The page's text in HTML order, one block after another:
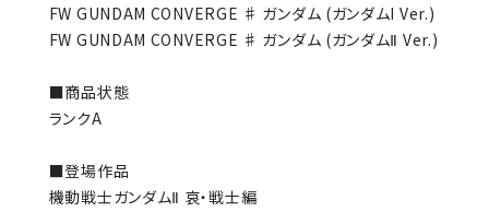
FW GUNDAM CONVERGE ♯ ガンダム (ガンダムI Ver.)
FW GUNDAM CONVERGE ♯ ガンダム (ガンダムⅡ Ver.)
■商品状態
ランクA
■登場作品
機動戦士ガンダムⅡ 哀・戦士編